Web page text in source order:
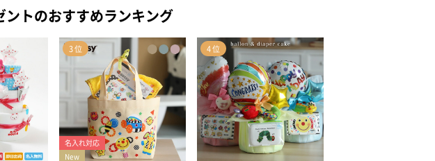
トのおすすめランキング